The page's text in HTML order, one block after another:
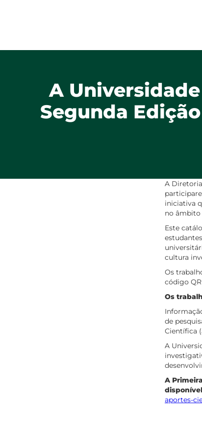
A
Segunda
A
iniciativa
no âmbito
Este
cultura
Os
código
Os
de
Científica (
A
A
aportes-